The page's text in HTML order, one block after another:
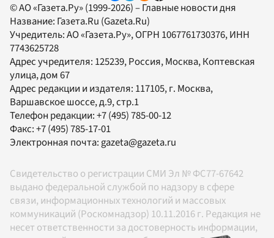
© АО «Газета.Ру» (1999-2026) – Главные новости дня
Название: Газета.Ru (Gazeta.Ru)
Учредитель:АО «Газета.Ру», ОГРН 1067761730376, ИНН
7743625728
Адрес учредителя: 125239, Россия, Москва, Коптевская
улица, дом 67
Адрес редакции и издателя: 117105, г. Москва,
Варшавское шоссе, д.9, стр.1
Телефон редакции:+7 (495) 785-00-12
Факс:+7 (495) 785-17-01
Электронная почта:gazeta@gazeta.ru
Свидетельство о регистрации СМИ Эл № ФС77-67642
выдано федеральной службой по надзору в сфере
связи, информационных технологий и массовых
коммуникаций (Роскомнадзор) 10.11.2016 г. Редакция не
несет ответственности за достоверность информации,